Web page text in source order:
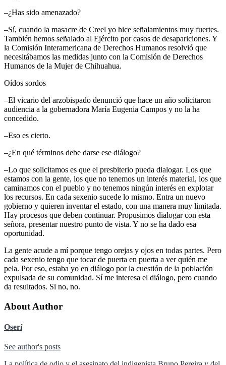
–¿Has sido amenazado?
–Sí, cuando la masacre de Creel yo hice señalamientos muy fuertes.
También hemos señalado al Ejército por casos de desapariciones. Y
la Comisión Interamericana de Derechos Humanos resolvió que
necesitábamos las medidas junto con la Comisión de Derechos
Humanos de la Mujer de Chihuahua.
Oídos sordos
–El vicario del arzobispado denunció que hace un año solicitaron
audiencia a la gobernadora María Eugenia Campos y no la ha
concedido.
–Eso es cierto.
–¿En qué términos debe darse ese diálogo?
–Lo que solicitamos es que el presbiterio pueda dialogar. Los que
estamos con la gente, los que no tenemos un interés material, los que
caminamos con el pueblo y no tenemos ningún interés en explotar
los recursos. En cada sexenio sucede lo mismo. Entra un nuevo
gobierno y quieren inventar el estado, con una manera muy limitada.
Hay procesos que deben continuar. Propusimos dialogar con esta
señora, presentar nuestro punto de vista. Y no se ha dado esa
oportunidad.
La gente acude a mí porque tengo orejas y ojos en todas partes. Pero
cada sexenio tengo que tocar de puerta en puerta a ver quién me
pela. Por eso, estaba yo en diálogo por la cuestión de la población
expulsada de su comunidad. Sí me interesa el diálogo, pero cuando
da resultados. Si no, no.
About Author
Oserí
See author's posts